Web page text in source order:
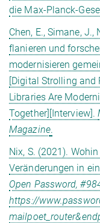
die Max-Planck-
Chen, E., Simane, J.,
flanieren und
modernisieren
[Digital Strolling and
Libraries Are
Together][Interview].
Magazine.
Nix, S. (2021).
Veränderungen in
Open Password,
https://